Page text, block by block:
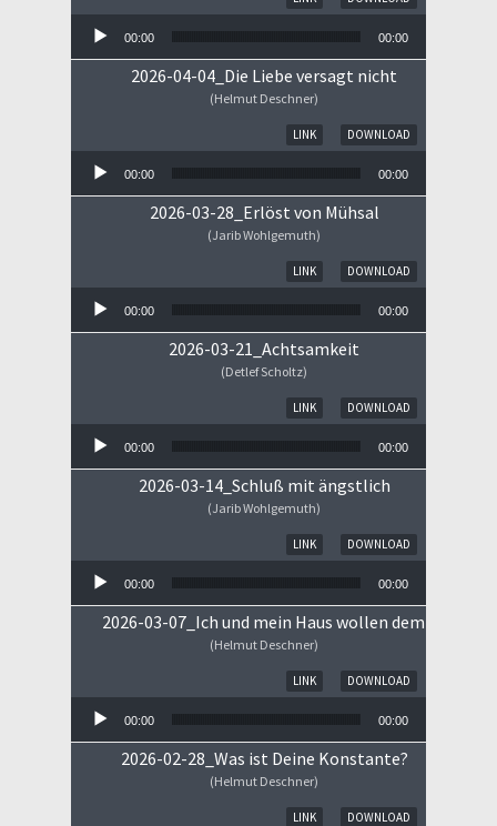
00:00 00:00
2026-04-04_Die Liebe versagt nicht
(Helmut Deschner)
DOWNLOAD
LINK
00:00 00:00
2026-03-28_Erlöst von Mühsal
(Jarib Wohlgemuth)
DOWNLOAD
LINK
00:00 00:00
2026-03-21_Achtsamkeit
(Detlef Scholtz)
DOWNLOAD
LINK
00:00 00:00
2026-03-14_Schluß mit ängstlich
(Jarib Wohlgemuth)
DOWNLOAD
LINK
00:00 00:00
2026-03-07_Ich und mein Haus wollen dem HERRN
(Helmut Deschner)
DOWNLOAD
LINK
00:00 00:00
2026-02-28_Was ist Deine Konstante?
(Helmut Deschner)
DOWNLOAD
LINK